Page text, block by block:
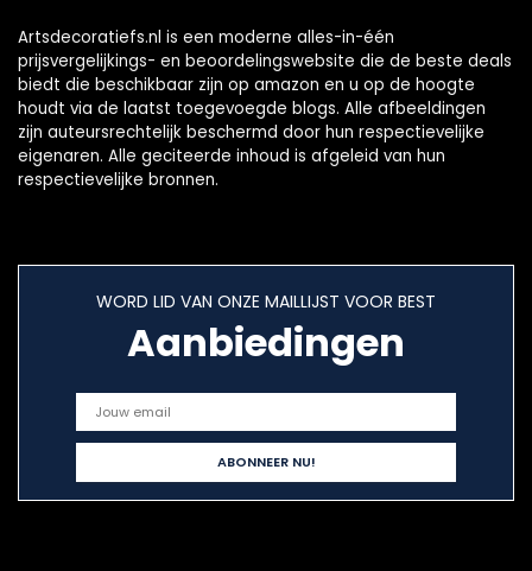
Artsdecoratiefs.nl is een moderne alles-in-één
prijsvergelijkings- en beoordelingswebsite die de beste deals
biedt die beschikbaar zijn op amazon en u op de hoogte
houdt via de laatst toegevoegde blogs. Alle afbeeldingen
zijn auteursrechtelijk beschermd door hun respectievelijke
eigenaren. Alle geciteerde inhoud is afgeleid van hun
respectievelijke bronnen.
WORD LID VAN ONZE MAILLIJST VOOR BEST
Aanbiedingen